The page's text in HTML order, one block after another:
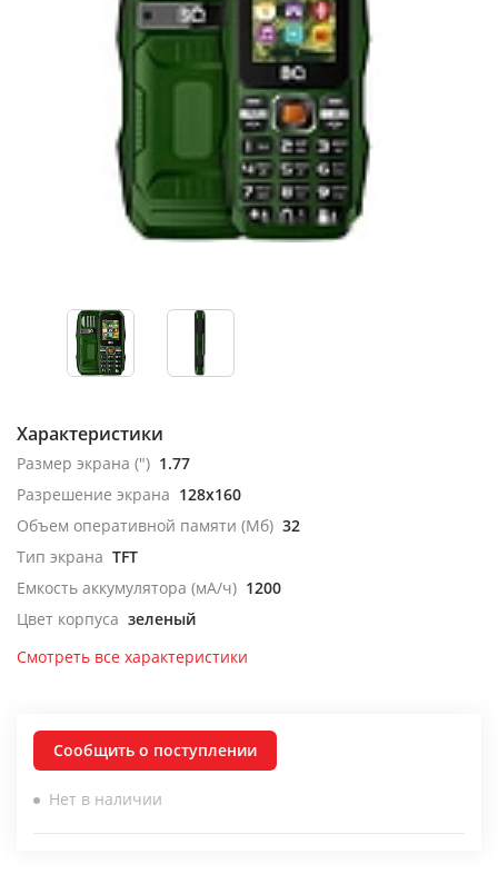
Характеристики
Размер экрана (") 1.77
Разрешение экрана 128x160
Объем оперативной памяти (Мб) 32
Тип экрана TFT
Емкость аккумулятора (мА/ч) 1200
Цвет корпуса зеленый
Смотреть все характеристики
Сообщить о поступлении
Нет в наличии